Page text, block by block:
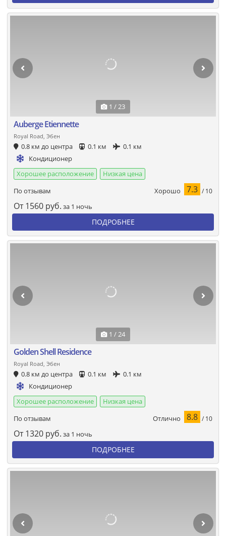
1 / 23
Auberge Etiennette
Royal Road, Эбен
0.8 км до центра 0.1 км
0.1 км
Кондиционер
Хорошее расположение
Низкая цена
По отзывам
Хорошо 7.3 / 10
От 1560 руб. за 1 ночь
ПОДРОБНЕЕ
1 / 24
Golden Shell Residence
Royal Road, Эбен
0.8 км до центра 0.1 км
0.1 км
Кондиционер
Хорошее расположение
Низкая цена
По отзывам
Отлично 8.8 / 10
От 1320 руб. за 1 ночь
ПОДРОБНЕЕ